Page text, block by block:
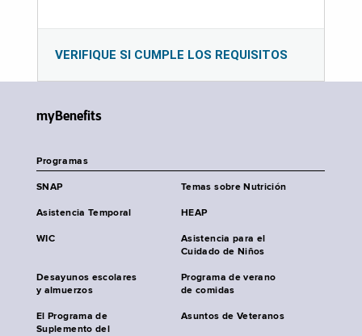
VERIFIQUE SI CUMPLE LOS REQUISITOS
myBenefits
Programas
SNAP Temas sobre Nutrición
Asistencia Temporal HEAP
WIC
Asistencia para el
Cuidado de Niños
Desayunos escolares
y almuerzos
Programa de verano
de comidas
El Programa de
Suplemento del
Asuntos de Veteranos